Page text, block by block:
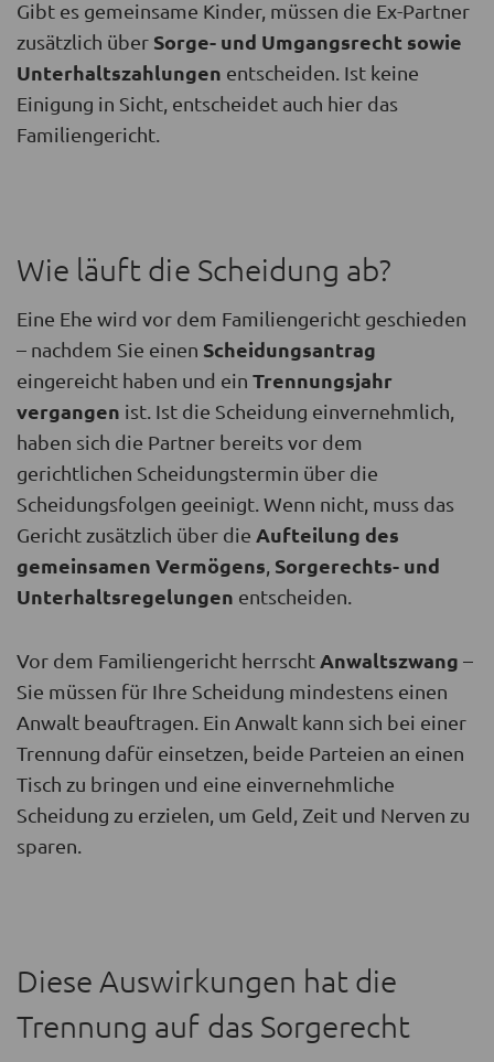
Gibt es gemeinsame Kinder, müssen die Ex-Partner
zusätzlich über Sorge- und Umgangsrecht sowie
Unterhaltszahlungen entscheiden. Ist keine
Einigung in Sicht, entscheidet auch hier das
Familiengericht.
Wie läuft die Scheidung ab?
Eine Ehe wird vor dem Familiengericht geschieden
– nachdem Sie einen Scheidungsantrag
eingereicht haben und ein Trennungsjahr
vergangen ist. Ist die Scheidung einvernehmlich,
haben sich die Partner bereits vor dem
gerichtlichen Scheidungstermin über die
Scheidungsfolgen geeinigt. Wenn nicht, muss das
Gericht zusätzlich über die Aufteilung des
gemeinsamen Vermögens, Sorgerechts- und
Unterhaltsregelungen entscheiden.
Vor dem Familiengericht herrschtAnwaltszwang –
Sie müssen für Ihre Scheidung mindestens einen
Anwalt beauftragen. Ein Anwalt kann sich bei einer
Trennung dafür einsetzen, beide Parteien an einen
Tisch zu bringen und eine einvernehmliche
Scheidung zu erzielen, um Geld, Zeit und Nerven zu
sparen.
Diese Auswirkungen hat die
Trennung auf das Sorgerecht